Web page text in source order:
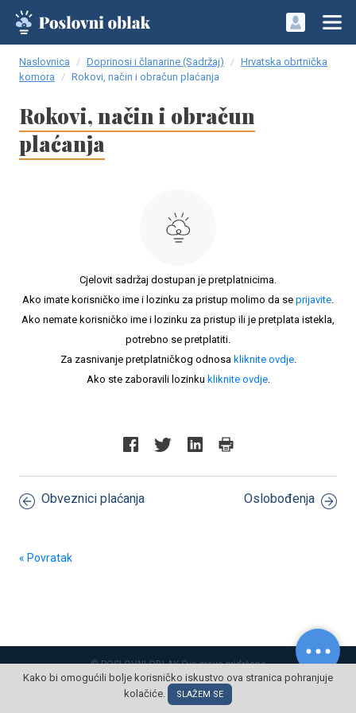
Naslovnica Doprinosi i članarine (Sadržaj)
Hrvatska obrtnička
komora
Rokovi, način i obračun plaćanja
Rokovi, način i obračun
plaćanja
Cjelovit sadržaj dostupan je pretplatnicima.
Ako imate korisničko ime i lozinku za pristup molimo da se prijavite.
Ako nemate korisničko ime i lozinku za pristup ili je pretplata istekla,
potrebno se pretplatiti.
Za zasnivanje pretplatničkog odnosa kliknite ovdje.
Ako ste zaboravili lozinku kliknite ovdje.
Obveznici plaćanja Oslobođenja
« Povratak
© POSLOVNI OBLAK Sva prava pridržana
Kako bi omogućili bolje korisničko iskustvo ova stranica pohranjuje
kolačiće.
SLAŽEM SE